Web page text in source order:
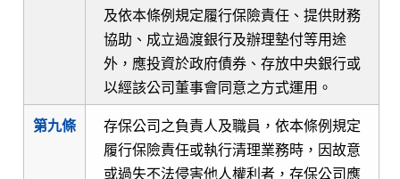
及依本條例規定履行保險責任、提供財務
協助、成立過渡銀行及辦理墊付等用途
外，應投資於政府債券、存放中央銀行或
以經該公司董事會同意之方式運用。
第九條
存保公司之負責人及職員，依本條例規定
履行保險責任或執行清理業務時，因故意
或過失不法侵害他人權利者，存保公司應